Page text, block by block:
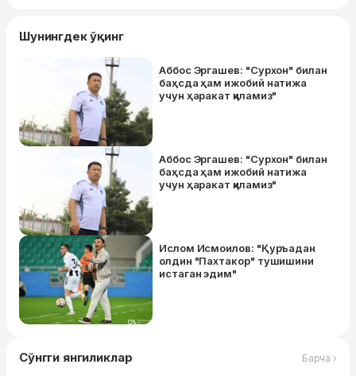
Шунингдек ўқинг
Аббос Эргашев: "Сурхон" билан
баҳсда ҳам ижобий натижа
учун ҳаракат қиламиз"
Аббос Эргашев: "Сурхон" билан
баҳсда ҳам ижобий натижа
учун ҳаракат қиламиз"
Ислом Исмоилов: "Қуръадан
олдин "Пахтакор" тушишини
истаган эдим"
Сўнгги янгиликлар Барча ›